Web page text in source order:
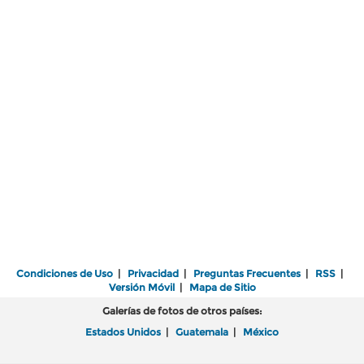
Condiciones de Uso | Privacidad | Preguntas Frecuentes | RSS |
Versión Móvil| Mapa de Sitio
Galerías de fotos de otros países:
Estados Unidos | Guatemala | México